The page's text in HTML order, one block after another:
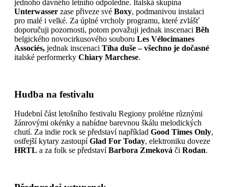
jednoho dávného letního odpoledne. Italská skupina
Unterwasser zase přiveze své Boxy, podmanivou instalaci
pro malé i velké. Za úplné vrcholy programu, které zvlášť
doporučuji pozornosti, potom považuji jednak inscenaci Běh
belgického novocirkusového souboru Les Vélocimanes
Associés,jednak inscenaci Tíha duše – všechno je dočasné
italské performerky Chiary Marchese.
Hudba na festivalu
Hudební část letošního festivalu Regiony prolétne různými
žánrovými okénky a nabídne barevnou škálu melodických
chutí. Za indie rock se představí například Good Times Only,
ostřejší kytary zastoupíGlad For Today, elektroniku doveze
HRTL a za folk se představíBarbora Zmeková či Rodan.